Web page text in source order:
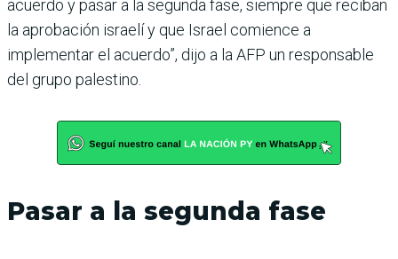
acuerdo y pasar a la segunda fase, siempre que reciban
la aprobación israelí y que Israel comience a
implementar el acuerdo”, dijo a la AFP un responsable
del grupo palestino.
Pasar a la segunda fase